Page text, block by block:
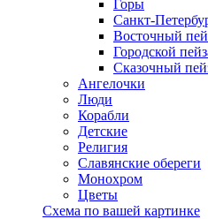
Горы
Санкт-
Восточный
Городской
Сказочный
Ангелочки
Люди
Корабли
Детские
Религия
Славянские обереги
Монохром
Цветы
Схема по вашей картинке